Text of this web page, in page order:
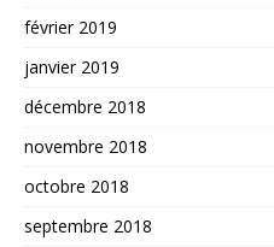
février 2019
janvier 2019
décembre 2018
novembre 2018
octobre 2018
septembre 2018